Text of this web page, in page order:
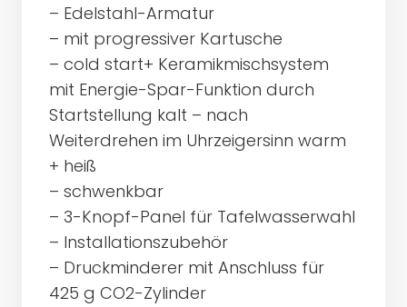
– Edelstahl-Armatur
– mit progressiver Kartusche
– cold start+ Keramikmischsystem
mit Energie-Spar-Funktion durch
Startstellung kalt – nach
Weiterdrehen im Uhrzeigersinn warm
+ heiß
– schwenkbar
– 3-Knopf-Panel für Tafelwasserwahl
– Installationszubehör
– Druckminderer mit Anschluss für
425 g CO2-Zylinder